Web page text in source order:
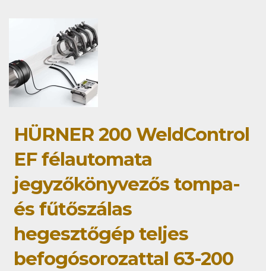
HÜRNER 200 WeldControl
EF félautomata
jegyzőkönyvezős tompa-
és fűtőszálas
hegesztőgép teljes
befogósorozattal 63-200